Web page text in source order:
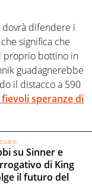
dovrà difendere i
significa che
proprio bottino in
guadagnerebbe
il distacco a 590
fievoli speranze di
su Sinner e
di King
il futuro del